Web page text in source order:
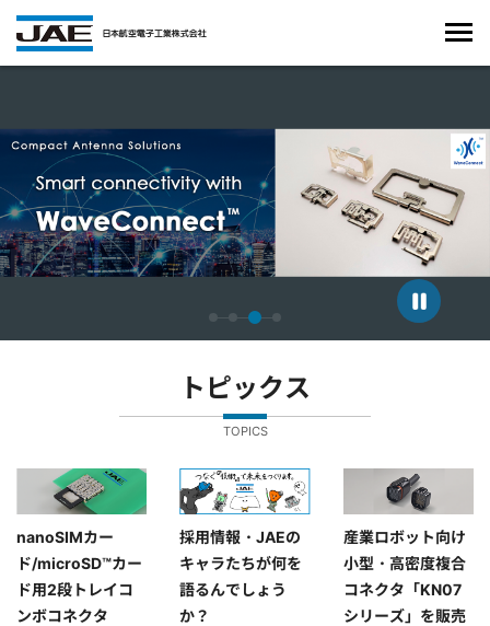
トピックス
TOPICS
nanoSIMカー
ド/microSD™カー
ド用2段トレイコ
ンボコネクタ
採用情報・JAEの
キャラたちが何を
語るんでしょう
か？
産業ロボット向け
小型・高密度複合
コネクタ「KN07
シリーズ」を販売